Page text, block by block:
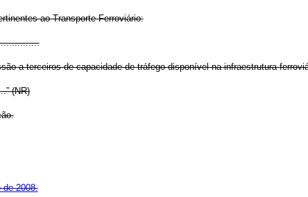
ao Transporte Ferroviário:
a terceiros de capacidade de tráfego disponível na infraestrutura
(NR)
de 2008.